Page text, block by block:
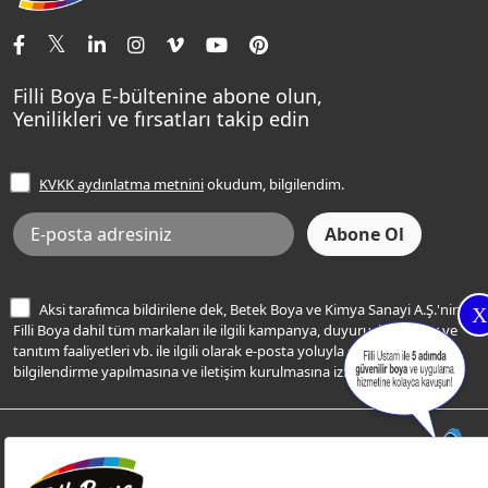
X
Tavan Boyaları
Ev Bakım ve Hobi Boyaları
Yatak Odası Renkleri
Sentomaxx Sentetik Boya
Sentomaxx İpeksi Mat
Momento Life
Şampanya Rengi
Açık Mavi Rengi
Frezya Rengi
İletişim Bilgilerimiz
Renk Danışma
Filli Ustam
Sıkça Sorulan Sorular
Ücretsiz Yalıtım Keşif Hizmeti
Bilgi Toplumu Hizmetleri
İnternet Sitesi Kullanım Koşulları
KVKK Talep Formu
KVKK Aydınlatma Metni
Filli Boya E-bültenine abone olun,
Yenilikleri ve fırsatları takip edin
KVKK aydınlatma metniniokudum, bilgilendim.
Aksi tarafımca bildirilene dek, Betek Boya ve Kimya Sanayi A.Ş.'nin
Filli Boya dahil tüm markaları ile ilgili kampanya, duyuru, hizmetler ve
tanıtım faaliyetleri vb. ile ilgili olarak e-posta yoluyla şahsıma
bilgilendirme yapılmasına ve iletişim kurulmasına izin veriyorum.